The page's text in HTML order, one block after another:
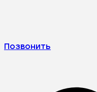
Позвонить